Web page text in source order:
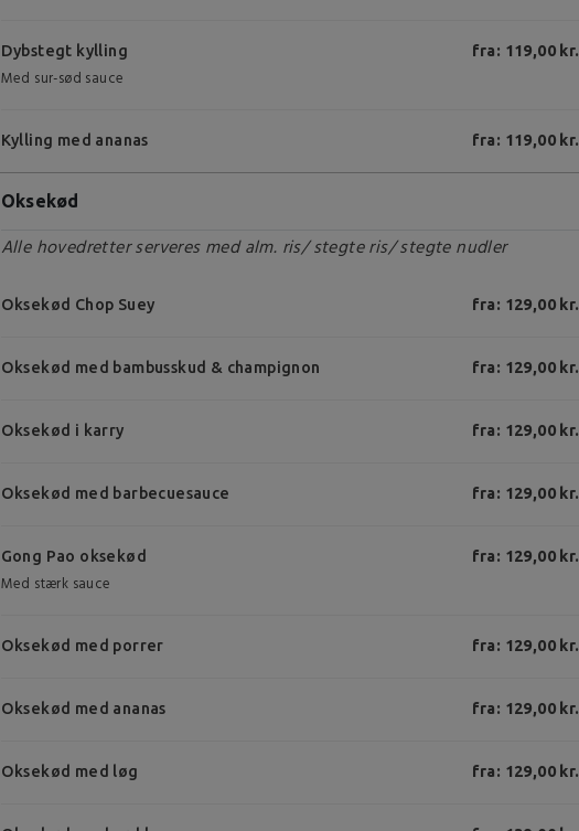
Dybstegt kylling
Med sur-sød sauce
fra: 119,00 kr.
Kylling med ananas fra: 119,00 kr.
Oksekød
Alle hovedretter serveres med alm. ris/ stegte ris/ stegte nudler
Oksekød Chop Suey fra: 129,00 kr.
Oksekød med bambusskud & champignon fra: 129,00 kr.
Oksekød i karry fra: 129,00 kr.
Oksekød med barbecuesauce fra: 129,00 kr.
Gong Pao oksekød
Med stærk sauce
fra: 129,00 kr.
Oksekød med porrer fra: 129,00 kr.
Oksekød med ananas fra: 129,00 kr.
Oksekød med løg fra: 129,00 kr.